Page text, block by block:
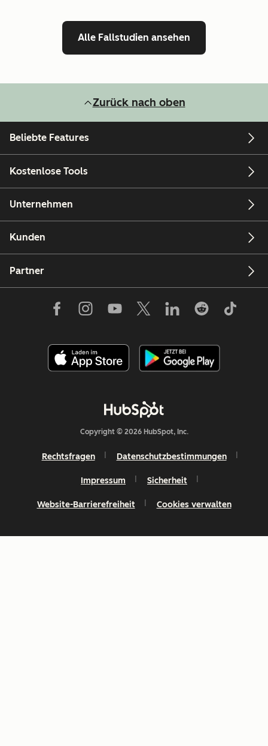
Alle Fallstudien ansehen
Zurück nach oben
Beliebte Features
Kostenlose Tools
Unternehmen
Kunden
Partner
Copyright © 2026 HubSpot, Inc.
Rechtsfragen Datenschutzbestimmungen
Impressum Sicherheit
Website-Barrierefreiheit Cookies verwalten